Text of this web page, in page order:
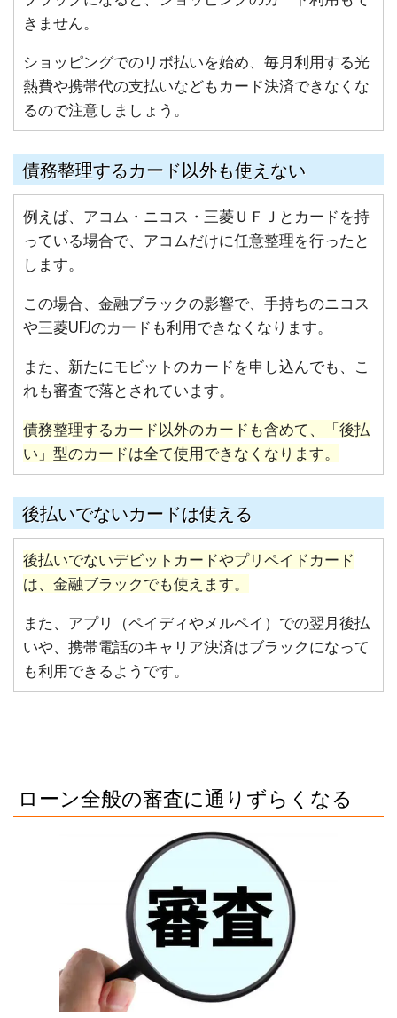
きません。
ショッピングでのリボ払いを始め、毎月利用する光
熱費や携帯代の支払いなどもカード決済できなくな
るので注意しましょう。
債務整理するカード以外も使えない
例えば、アコム・ニコス・三菱ＵＦＪとカードを持
っている場合で、アコムだけに任意整理を行ったと
します。
この場合、金融ブラックの影響で、手持ちのニコス
や三菱UFJのカードも利用できなくなります。
また、新たにモビットのカードを申し込んでも、こ
れも審査で落とされています。
債務整理するカード以外のカードも含めて、「後払
い」型のカードは全て使用できなくなります。
後払いでないカードは使える
後払いでないデビットカードやプリペイドカード
は、金融ブラックでも使えます。
また、アプリ（ペイディやメルペイ）での翌月後払
いや、携帯電話のキャリア決済はブラックになって
も利用できるようです。
ローン全般の審査に通りずらくなる